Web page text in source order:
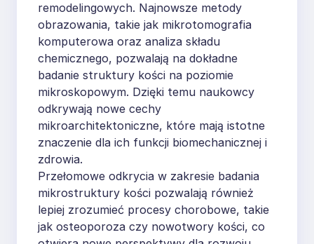
remodelingowych. Najnowsze metody
obrazowania, takie jak mikrotomografia
komputerowa oraz analiza składu
chemicznego, pozwalają na dokładne
badanie struktury kości na poziomie
mikroskopowym. Dzięki temu naukowcy
odkrywają nowe cechy
mikroarchitektoniczne, które mają istotne
znaczenie dla ich funkcji biomechanicznej i
zdrowia.
Przełomowe odkrycia w zakresie badania
mikrostruktury kości pozwalają również
lepiej zrozumieć procesy chorobowe, takie
jak osteoporoza czy nowotwory kości, co